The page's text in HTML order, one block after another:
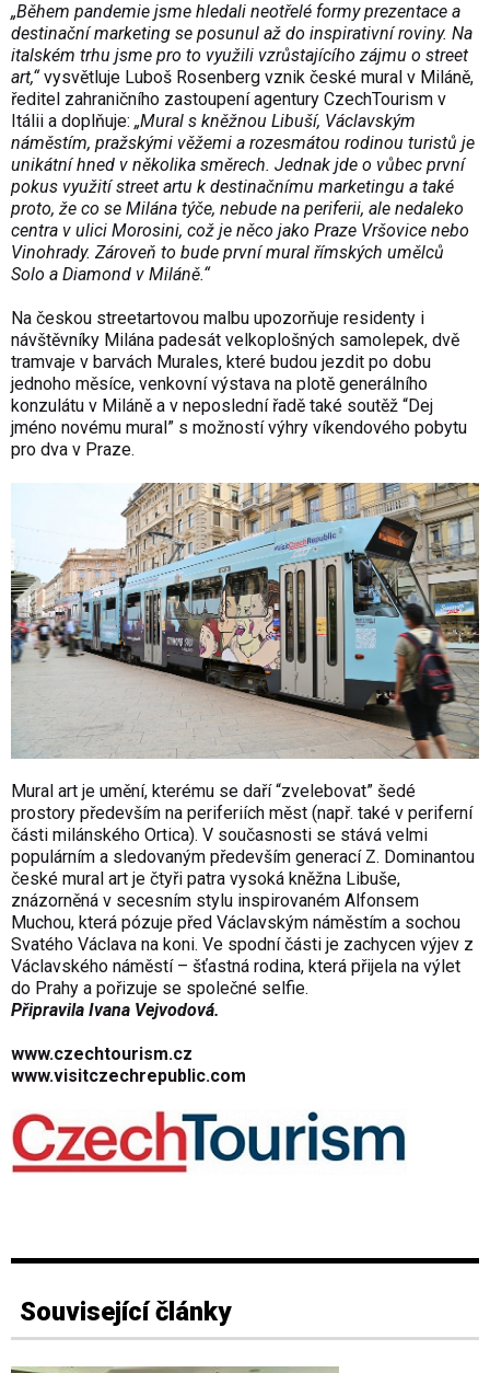
„Během pandemie jsme hledali neotřelé formy prezentace a
destinační marketing se posunul až do inspirativní roviny. Na
italském trhu jsme pro to využili vzrůstajícího zájmu o street
art,“ vysvětluje Luboš Rosenberg vznik české mural v Miláně,
ředitel zahraničního zastoupení agentury CzechTourism v
Itálii a doplňuje: „Mural s kněžnou Libuší, Václavským
náměstím, pražskými věžemi a rozesmátou rodinou turistů je
unikátní hned v několika směrech. Jednak jde o vůbec první
pokus využití street artu k destinačnímu marketingu a také
proto, že co se Milána týče, nebude na periferii, ale nedaleko
centra v ulici Morosini, což je něco jako Praze Vršovice nebo
Vinohrady. Zároveň to bude první mural římských umělců
Solo a Diamond v Miláně.“
Na českou streetartovou malbu upozorňuje residenty i
návštěvníky Milána padesát velkoplošných samolepek, dvě
tramvaje v barvách Murales, které budou jezdit po dobu
jednoho měsíce, venkovní výstava na plotě generálního
konzulátu v Miláně a v neposlední řadě také soutěž “Dej
jméno novému mural” s možností výhry víkendového pobytu
pro dva v Praze.
Mural art je umění, kterému se daří “zvelebovat” šedé
prostory především na periferiích měst (např. také v periferní
části milánského Ortica). V současnosti se stává velmi
populárním a sledovaným především generací Z. Dominantou
české mural art je čtyři patra vysoká kněžna Libuše,
znázorněná v secesním stylu inspirovaném Alfonsem
Muchou, která pózuje před Václavským náměstím a sochou
Svatého Václava na koni. Ve spodní části je zachycen výjev z
Václavského náměstí – šťastná rodina, která přijela na výlet
do Prahy a pořizuje se společné selfie.
Připravila Ivana Vejvodová.
www.czechtourism.cz
www.visitczechrepublic.com
Související články